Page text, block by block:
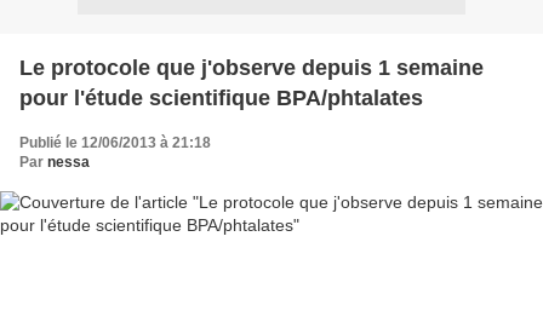
Le protocole que j'observe depuis 1 semaine
pour l'étude scientifique BPA/phtalates
Publié le 12/06/2013 à 21:18
Par nessa